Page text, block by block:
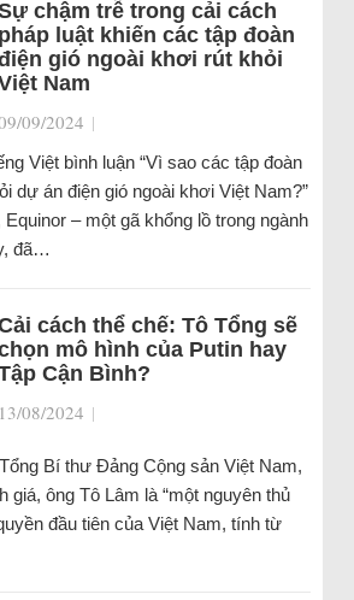
chậm trễ trong cải cách
pháp luật khiến các tập đoàn
gió ngoài khơi rút khỏi
Nam
09/2024 |
Việt bình luận “Vì sao các tập đoàn
dự án điện gió ngoài khơi Việt Nam?”
– một gã khổng lồ trong ngành
đã…
cách thể chế: Tô Tổng sẽ
mô hình của Putin hay
Cận Bình?
13/08/2024 |
Bí thư Đảng Cộng sản Việt Nam,
giá, ông Tô Lâm là “một nguyên thủ
đầu tiên của Việt Nam, tính từ